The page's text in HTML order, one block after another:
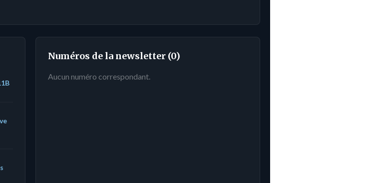
Numéros de la newsletter (0)
Aucun numéro correspondant.